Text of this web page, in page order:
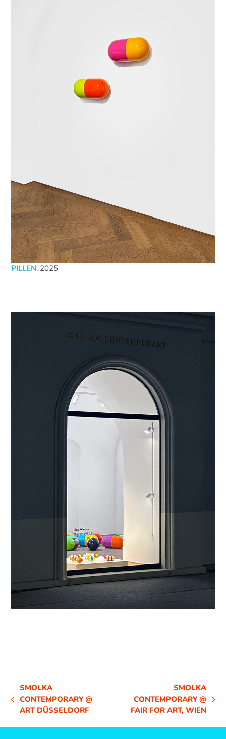
PILLEN, 2025
VORHERIGER
BEITRAG:
SMOLKA
CONTEMPORARY @
ART DÜSSELDORF
NÄCHSTER
BEITRAG:
SMOLKA
CONTEMPORARY @
FAIR FOR ART, WIEN